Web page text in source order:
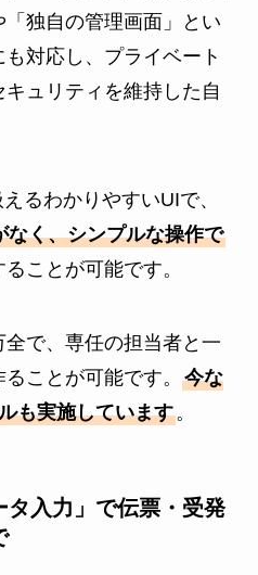
独自の管理画面」とい
対応し、プライベート
ュリティを維持した自
るわかりやすいUIで、
く、シンプルな操作で
ことが可能です。
で、専任の担当者と一
ことが可能です。 今な
も実施しています。
入力」で伝票・受発